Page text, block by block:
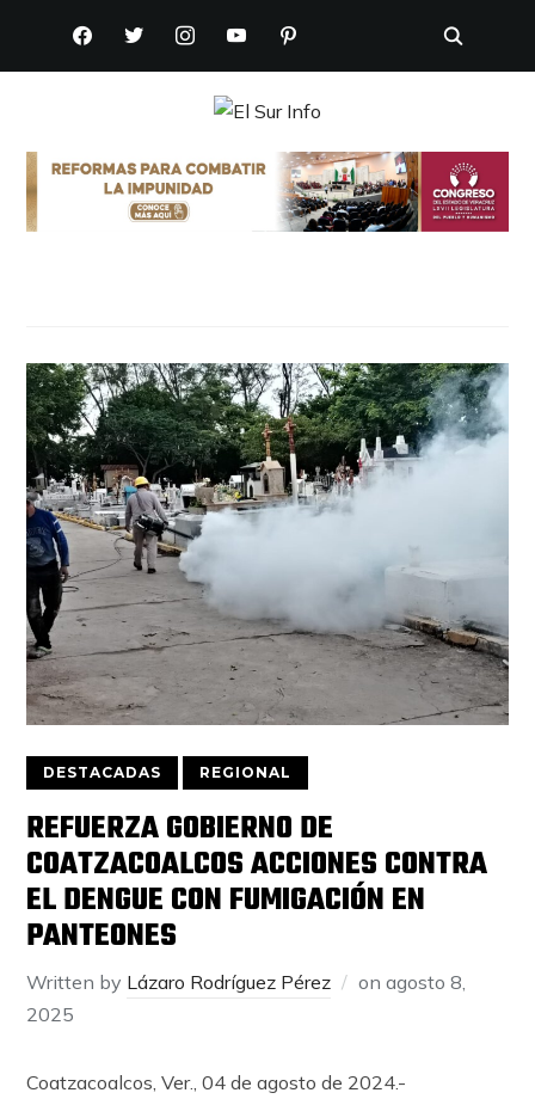
FACEBOOKTWITTERINSTAGRAMYOUTUBEPINTEREST
DESTACADAS REGIONAL
REFUERZA GOBIERNO DE
COATZACOALCOS ACCIONES CONTRA
EL DENGUE CON FUMIGACIÓN EN
PANTEONES
Written by Lázaro Rodríguez Pérez onagosto 8,
2025
Coatzacoalcos, Ver., 04 de agosto de 2024.-